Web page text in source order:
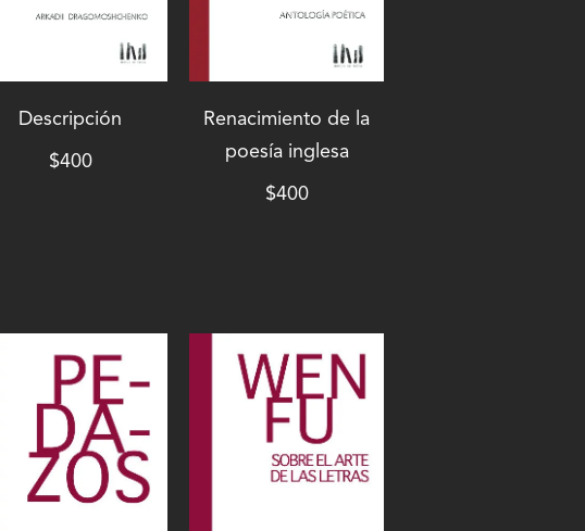
Descripción
$400
Renacimiento de la
poesía inglesa
$400